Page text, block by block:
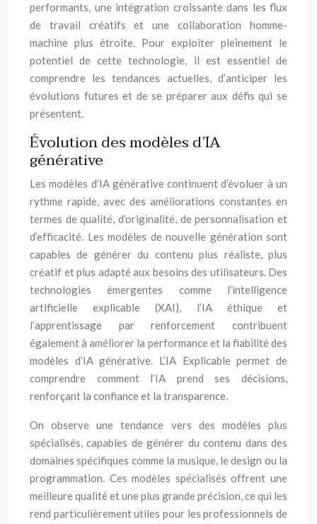
performants, une intégration croissante dans les flux
de travail créatifs et une collaboration homme-
machine plus étroite. Pour exploiter pleinement le
potentiel de cette technologie, il est essentiel de
comprendre les tendances actuelles, d’anticiper les
évolutions futures et de se préparer aux défis qui se
présentent.
Évolution des modèles d’IA
générative
Les modèles d’IA générative continuent d’évoluer à un
rythme rapide, avec des améliorations constantes en
termes de qualité, d’originalité, de personnalisation et
d’efficacité. Les modèles de nouvelle génération sont
capables de générer du contenu plus réaliste, plus
créatif et plus adapté aux besoins des utilisateurs. Des
technologies émergentes comme l’intelligence
artificielle explicable (XAI), l’IA éthique et
l’apprentissage par renforcement contribuent
également à améliorer la performance et la fiabilité des
modèles d’IA générative. L’IA Explicable permet de
comprendre comment l’IA prend ses décisions,
renforçant la confiance et la transparence.
On observe une tendance vers des modèles plus
spécialisés, capables de générer du contenu dans des
domaines spécifiques comme la musique, le design ou la
programmation. Ces modèles spécialisés offrent une
meilleure qualité et une plus grande précision, ce qui les
rend particulièrement utiles pour les professionnels de